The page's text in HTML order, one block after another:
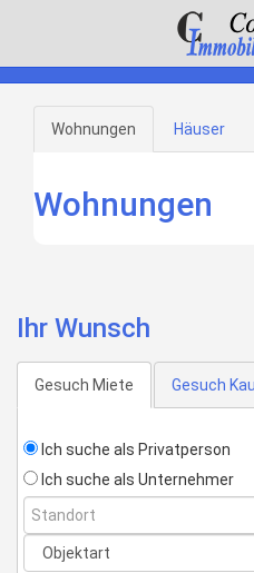
Wohnungen Häuser
Wohnungen
Ihr Wunsch
Gesuch Miete Gesuch
Ich suche als Privatperson
Ich suche als Unternehmer